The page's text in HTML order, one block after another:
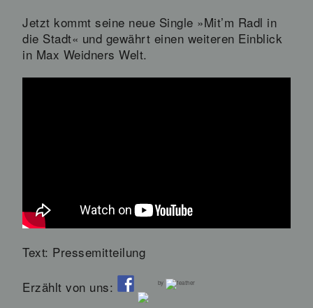
Jetzt kommt seine neue Single »Mit’m Radl in
die Stadt« und gewährt einen weiteren Einblick
in Max Weidners Welt.
Text: Pressemitteilung
Erzählt von uns:
by